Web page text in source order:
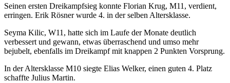
Seinen ersten Dreikampfsieg konnte Florian Krug, M11, verdient,
erringen. Erik Rösner wurde 4. in der selben Altersklasse.
Seyma Kilic, W11, hatte sich im Laufe der Monate deutlich
verbessert und gewann, etwas überraschend und umso mehr
bejubelt, ebenfalls im Dreikampf mit knappen 2 Punkten Vorsprung.
In der Altersklasse M10 siegte Elias Welker, einen guten 4. Platz
schaffte Julius Martin.